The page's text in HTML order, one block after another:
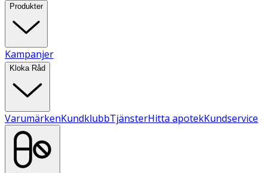
Produkter
Kampanjer
Kloka Råd
VarumärkenKundklubbTjänsterHitta apotekKundservice